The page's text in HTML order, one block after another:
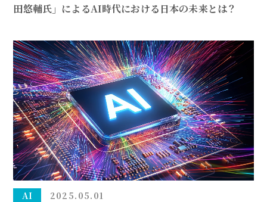
田悠輔氏」によるAI時代における日本の未来とは？
AI 2025.05.01